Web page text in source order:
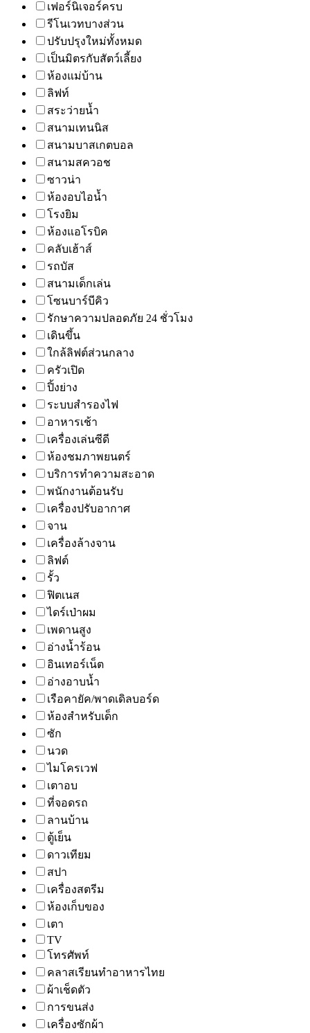
เฟอร์นิเจอร์ครบ
รีโนเวทบางส่วน
ปรับปรุงใหม่ทั้งหมด
เป็นมิตรกับสัตว์เลี้ยง
ห้องแม่บ้าน
ลิฟท์
สระว่ายน้ำ
สนามเทนนิส
สนามบาสเกตบอล
สนามสควอช
ซาวน่า
ห้องอบไอน้ำ
โรงยิม
ห้องแอโรบิค
คลับเฮ้าส์
รถบัส
สนามเด็กเล่น
โซนบาร์บีคิว
รักษาความปลอดภัย 24 ชั่วโมง
เดินขึ้น
ใกล้ลิฟต์ส่วนกลาง
ครัวเปิด
ปิ้งย่าง
ระบบสำรองไฟ
อาหารเช้า
เครื่องเล่นซีดี
ห้องชมภาพยนตร์
บริการทำความสะอาด
พนักงานต้อนรับ
เครื่องปรับอากาศ
จาน
เครื่องล้างจาน
ลิฟต์
รั้ว
ฟิตเนส
ไดร์เป่าผม
เพดานสูง
อ่างน้ำร้อน
อินเทอร์เน็ต
อ่างอาบน้ำ
เรือคายัค/พาดเดิลบอร์ด
ห้องสำหรับเด็ก
ซัก
นวด
ไมโครเวฟ
เตาอบ
ที่จอดรถ
ลานบ้าน
ตู้เย็น
ดาวเทียม
สปา
เครื่องสตรีม
ห้องเก็บของ
เตา
TV
โทรศัพท์
คลาสเรียนทำอาหารไทย
ผ้าเช็ดตัว
การขนส่ง
เครื่องซักผ้า